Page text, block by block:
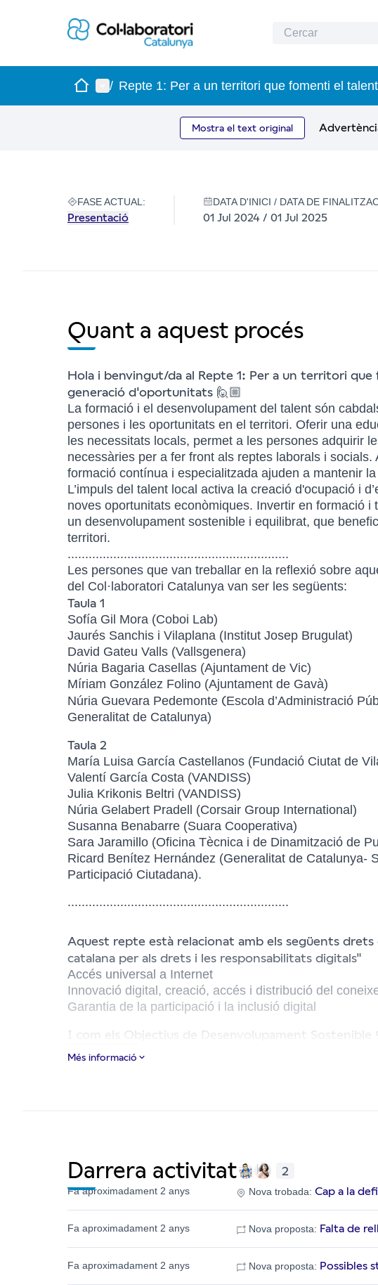
Inici Menú principal
/ Repte 1: Per a un territori que fomenti el
Mostra el text original
FASE ACTUAL:
Presentació
DATA D'INICI / DATA DE
01 Jul 2024 / 01 Jul 2025
Quant a aquest procés
Hola i benvingut/da al Repte 1: Per a un territori
generació d'oportunitats 🙋🏼
La formació i el desenvolupament del talent són
persones i les oportunitats en el territori. Oferir una
les necessitats locals, permet a les persones adquirir
necessàries per a fer front als reptes laborals i socials.
formació contínua i especialitzada ajuden a mantenir
L’impuls del talent local activa la creació d'ocupació i
noves oportunitats econòmiques. Invertir en formació i
un desenvolupament sostenible i equilibrat, que
territori.
...............................................................
Les persones que van treballar en la reflexió sobre
del Col·laboratori Catalunya van ser les següents:
Taula 1
Sofía Gil Mora (Coboi Lab)
Jaurés Sanchis i Vilaplana (Institut Josep Brugulat)
David Gateu Valls (Vallsgenera)
Núria Bagaria Casellas (Ajuntament de Vic)
Míriam González Folino (Ajuntament de Gavà)
Núria Guevara Pedemonte (Escola d’Administració
Generalitat de Catalunya)
Taula 2
María Luisa García Castellanos (Fundació Ciutat de
Valentí García Costa (VANDISS)
Julia Krikonis Beltri (VANDISS)
Núria Gelabert Pradell (Corsair Group International)
Susanna Benabarre (Suara Cooperativa)
Sara Jaramillo (Oficina Tècnica i de Dinamització de
Ricard Benítez Hernández (Generalitat de Catalunya-
Participació Ciutadana).
...............................................................
Aquest repte està relacionat amb els següents drets
catalana per als drets i les responsabilitats digitals"
Accés universal a Internet
Innovació digital, creació, accés i distribució del
Garantia de la participació i la inclusió digital
I com els Objectius de Desenvolupament Sostenible
Més informació
Darrera activitat 2
Fa aproximadament 2 anys Nova trobada: Cap a la
Fa aproximadament 2 anys Nova proposta: Falta de
Fa aproximadament 2 anys Nova proposta: Possibles